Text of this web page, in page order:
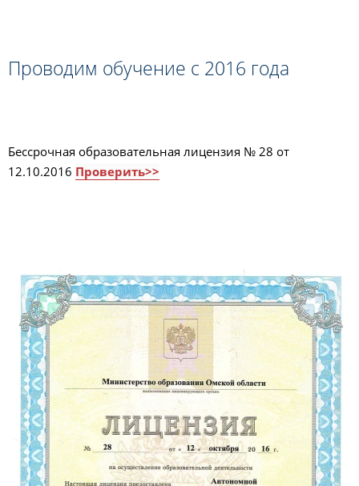
Проводим обучение с 2016 года
Бессрочная образовательная лицензия № 28 от
12.10.2016 Проверить>>